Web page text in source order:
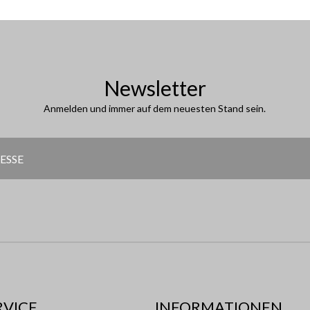
Newsletter
Anmelden und immer auf dem neuesten Stand sein.